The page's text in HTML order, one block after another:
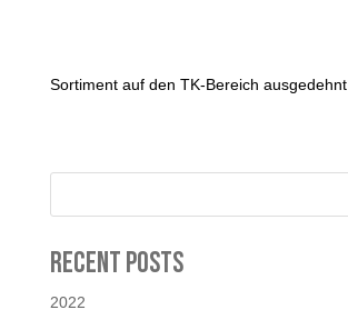
Sortiment auf den TK-Bereich ausgedehnt
Recent Posts
2022